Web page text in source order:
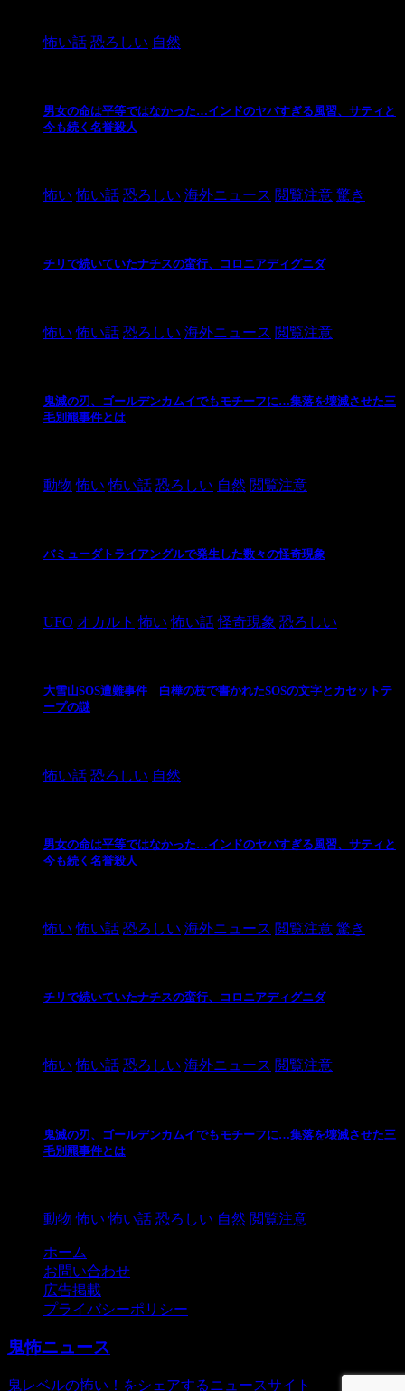
怖い話 恐ろしい 自然
男女の命は平等ではなかった…インドのヤバすぎる風習、サティと
今も続く名誉殺人
怖い 怖い話 恐ろしい 海外ニュース 閲覧注意 驚き
チリで続いていたナチスの蛮行、コロニアディグニダ
怖い 怖い話 恐ろしい 海外ニュース 閲覧注意
鬼滅の刃、ゴールデンカムイでもモチーフに…集落を壊滅させた三
毛別羆事件とは
動物 怖い 怖い話 恐ろしい 自然 閲覧注意
バミューダトライアングルで発生した数々の怪奇現象
UFO オカルト 怖い 怖い話 怪奇現象 恐ろしい
大雪山SOS遭難事件 白樺の枝で書かれたSOSの文字とカセットテ
ープの謎
怖い話 恐ろしい 自然
男女の命は平等ではなかった…インドのヤバすぎる風習、サティと
今も続く名誉殺人
怖い 怖い話 恐ろしい 海外ニュース 閲覧注意 驚き
チリで続いていたナチスの蛮行、コロニアディグニダ
怖い 怖い話 恐ろしい 海外ニュース 閲覧注意
鬼滅の刃、ゴールデンカムイでもモチーフに…集落を壊滅させた三
毛別羆事件とは
動物 怖い 怖い話 恐ろしい 自然 閲覧注意
ホーム
お問い合わせ
広告掲載
プライバシーポリシー
鬼怖ニュース
鬼レベルの怖い！をシェアするニュースサイト